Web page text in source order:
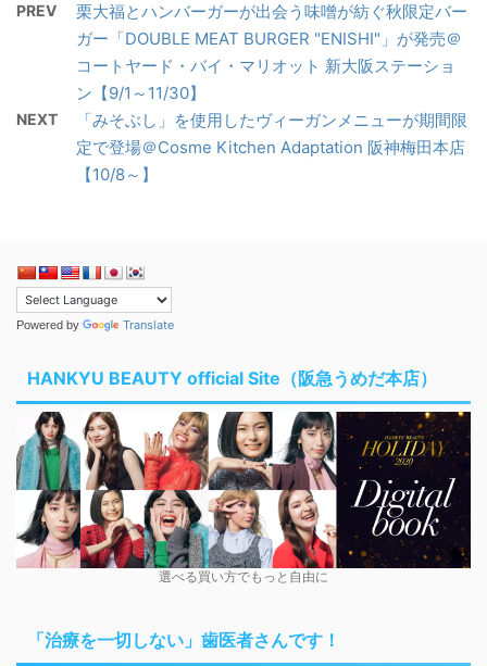
PREV
栗大福とハンバーガーが出会う味噌が紡ぐ秋限定バー
ガー「DOUBLE MEAT BURGER "ENISHI"」が発売＠
コートヤード・バイ・マリオット 新大阪ステーショ
ン【9/1～11/30】
NEXT
「みそぶし」を使用したヴィーガンメニューが期間限
定で登場＠Cosme Kitchen Adaptation 阪神梅田本店
【10/8～】
Powered by Translate
HANKYU BEAUTY official Site（阪急うめだ本店）
選べる買い方でもっと自由に
「治療を一切しない」歯医者さんです！